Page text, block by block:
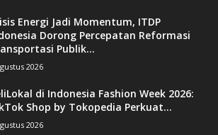
Energi Jadi Momentum, ITDP
Dorong Percepatan Reformasi
Publik...
2026
di Indonesia Fashion Week 2026:
Shop by Tokopedia Perkuat...
2026